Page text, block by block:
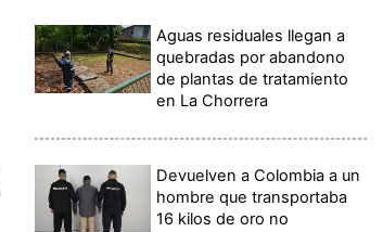
Aguas residuales llegan a
quebradas por abandono
de plantas de tratamiento
en La Chorrera
Devuelven a Colombia a un
hombre que transportaba
16 kilos de oro no